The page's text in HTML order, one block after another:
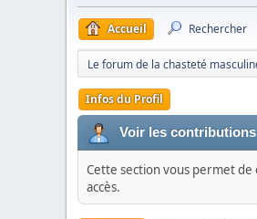
Accueil Rechercher
Le forum de la chasteté
Infos du Profil
Voir les contributions
Cette section vous permet de
accès.